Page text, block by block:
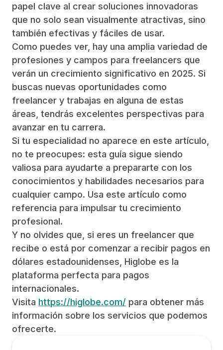
papel clave al crear soluciones innovadoras
que no solo sean visualmente atractivas, sino
también efectivas y fáciles de usar.
Como puedes ver, hay una amplia variedad de
profesiones y campos para freelancers que
verán un crecimiento significativo en 2025. Si
buscas nuevas oportunidades como
freelancer y trabajas en alguna de estas
áreas, tendrás excelentes perspectivas para
avanzar en tu carrera.
Si tu especialidad no aparece en este artículo,
no te preocupes: esta guía sigue siendo
valiosa para ayudarte a prepararte con los
conocimientos y habilidades necesarios para
cualquier campo. Usa este artículo como
referencia para impulsar tu crecimiento
profesional.
Y no olvides que, si eres un freelancer que
recibe o está por comenzar a recibir pagos en
dólares estadounidenses, Higlobe es la
plataforma perfecta para pagos
internacionales.
Visita https://higlobe.com/ para obtener más
información sobre los servicios que podemos
ofrecerte.